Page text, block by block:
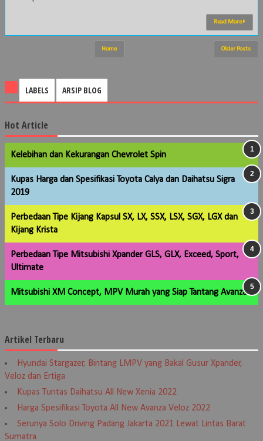
Read More
Older Posts
Home
LABELS ARSIP BLOG
Hot Article
Kelebihan dan Kekurangan Chevrolet Spin
Kupas Harga dan Spesifikasi Toyota Calya dan Daihatsu Sigra
2019
Perbedaan Tipe Kijang Kapsul SX, LX, SSX, LSX, SGX, LGX dan
Kijang Krista
Perbedaan Tipe Mitsubishi Xpander GLS, GLX, Exceed, Sport,
Ultimate
Mitsubishi XM Concept, MPV Murah yang Siap Tantang Avanza
Artikel Terbaru
Hyundai Stargazer, Bintang LMPV yang Bakal Gusur Xpander,
Veloz dan Ertiga
Kupas Tuntas Daihatsu All New Xenia 2022
Harga Spesifikasi Toyota All New Avanza Veloz 2022
Serunya Solo Driving Padang Jakarta 2021 Lewat Lintas Barat
Sumatra